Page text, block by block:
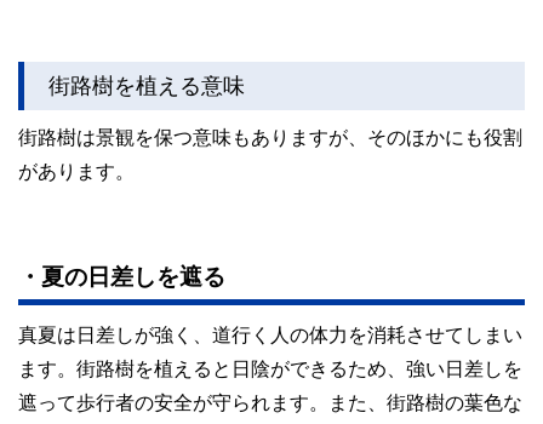
街路樹を植える意味
街路樹は景観を保つ意味もありますが、そのほかにも役割
があります。
・夏の日差しを遮る
真夏は日差しが強く、道行く人の体力を消耗させてしまい
ます。街路樹を植えると日陰ができるため、強い日差しを
遮って歩行者の安全が守られます。また、街路樹の葉色な